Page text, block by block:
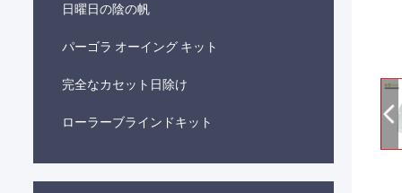
日曜日の陰の帆
パーゴラ オーイング キット
完全なカセット日除け
ローラーブラインドキット